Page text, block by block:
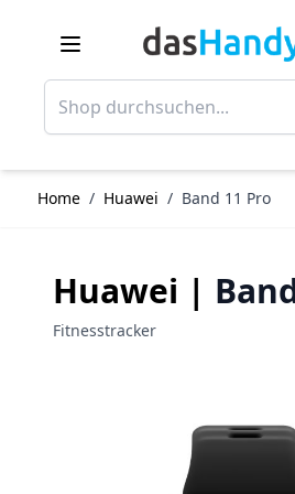
Home / Huawei / Band 11 Pro
Huawei |
Fitnesstracker